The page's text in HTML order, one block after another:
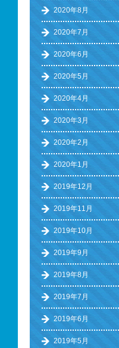
2020年8月
2020年7月
2020年6月
2020年5月
2020年4月
2020年3月
2020年2月
2020年1月
2019年12月
2019年11月
2019年10月
2019年9月
2019年8月
2019年7月
2019年6月
2019年5月